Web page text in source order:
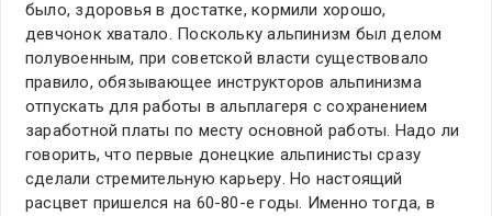
было, здоровья в достатке, кормили хорошо,
девчонок хватало. Поскольку альпинизм был делом
полувоенным, при советской власти существовало
правило, обязывающее инструкторов альпинизма
отпускать для работы в альплагеря с сохранением
заработной платы по месту основной работы. Надо ли
говорить, что первые донецкие альпинисты сразу
сделали стремительную карьеру. Но настоящий
расцвет пришелся на 60-80-е годы. Именно тогда, в